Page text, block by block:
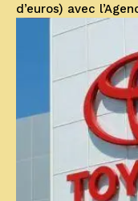
d’euros) avec